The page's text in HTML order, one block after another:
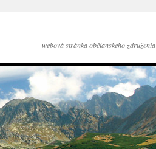
webová stránka občianskeho združenia